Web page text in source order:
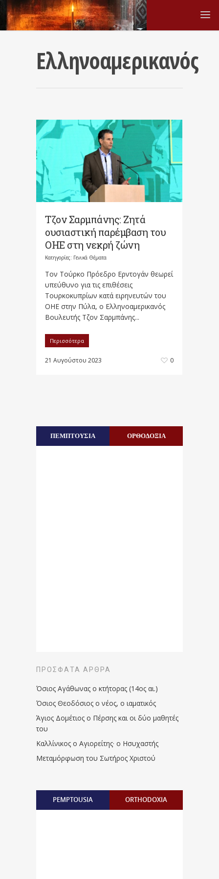
Ελληνοαμερικανός
Τζον Σαρμπάνης: Ζητά
ουσιαστική παρέμβαση του
ΟΗΕ στη νεκρή ζώνη
Κατηγορίες: Γενικά Θέματα
Τον Τούρκο Πρόεδρο Ερντογάν θεωρεί
υπεύθυνο για τις επιθέσεις
Τουρκοκυπρίων κατά ειρηνευτών του
ΟΗΕ στην Πύλα, ο Ελληνοαμερικανός
Βουλευτής Τζον Σαρμπάνης...
Περισσότερα
21 Αυγούστου 2023 0
ΠΕΜΠΤΟΥΣΙΑ ΟΡΘΟΔΟΞΙΑ
ΠΡΌΣΦΑΤΑ ΆΡΘΡΑ
Όσιος Αγάθωνας ο κτήτορας (14ος αι.)
Όσιος Θεοδόσιος ο νέος, ο ιαματικός
Άγιος Δομέτιος ο Πέρσης και οι δύο μαθητές
του
Καλλίνικος ο Αγιορείτης · ο Ησυχαστής
Μεταμόρφωση του Σωτήρος Χριστού
PEMPTOUSIA ORTHODOXIA